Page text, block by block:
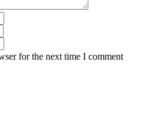
for the next time I comment